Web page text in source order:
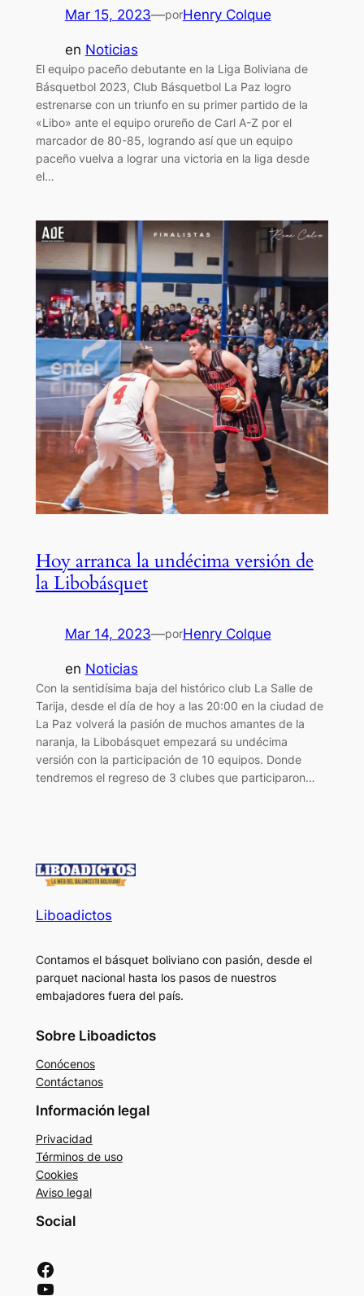
Mar 15, 2023—porHenry Colque
en Noticias
El equipo paceño debutante en la Liga Boliviana de
Básquetbol 2023, Club Básquetbol La Paz logro
estrenarse con un triunfo en su primer partido de la
«Libo» ante el equipo orureño de Carl A-Z por el
marcador de 80-85, logrando así que un equipo
paceño vuelva a lograr una victoria en la liga desde
el…
Hoy arranca la undécima versión de
la Libobásquet
Mar 14, 2023—porHenry Colque
en Noticias
Con la sentidísima baja del histórico club La Salle de
Tarija, desde el día de hoy a las 20:00 en la ciudad de
La Paz volverá la pasión de muchos amantes de la
naranja, la Libobásquet empezará su undécima
versión con la participación de 10 equipos. Donde
tendremos el regreso de 3 clubes que participaron…
Liboadictos
Contamos el básquet boliviano con pasión, desde el
parquet nacional hasta los pasos de nuestros
embajadores fuera del país.
Sobre Liboadictos
Conócenos
Contáctanos
Información legal
Privacidad
Términos de uso
Cookies
Aviso legal
Social
Facebook
YouTube